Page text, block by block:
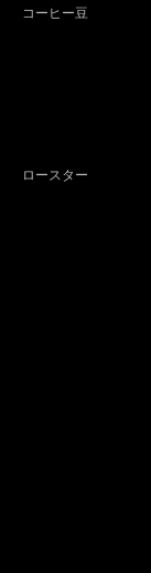
コーヒー豆
ロースター